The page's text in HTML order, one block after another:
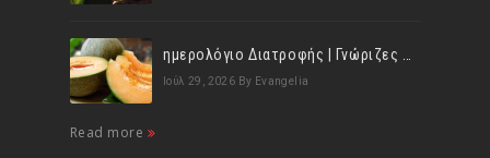
Ιούλ 29, 2026 By Evangelia
Read more